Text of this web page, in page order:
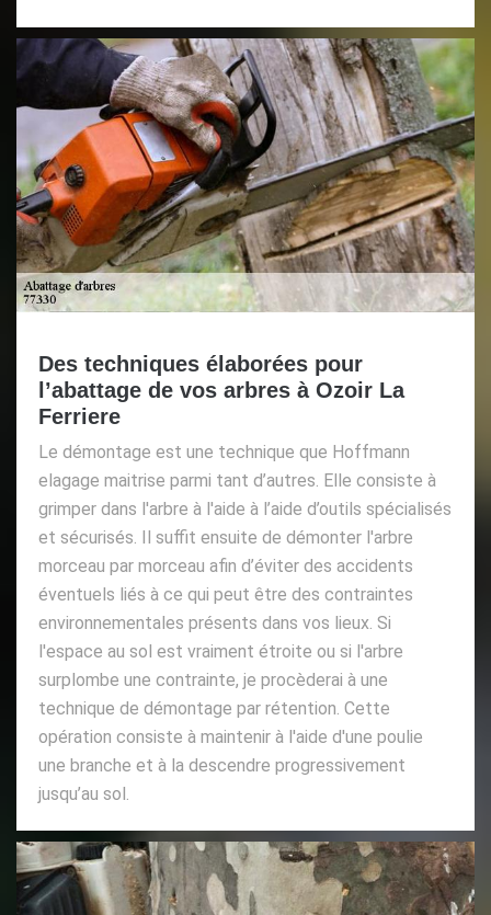
Des techniques élaborées pour
l’abattage de vos arbres à Ozoir La
Ferriere
Le démontage est une technique que Hoffmann
elagage maitrise parmi tant d’autres. Elle consiste à
grimper dans l'arbre à l'aide à l’aide d’outils spécialisés
et sécurisés. Il suffit ensuite de démonter l'arbre
morceau par morceau afin d’éviter des accidents
éventuels liés à ce qui peut être des contraintes
environnementales présents dans vos lieux. Si
l'espace au sol est vraiment étroite ou si l'arbre
surplombe une contrainte, je procèderai à une
technique de démontage par rétention. Cette
opération consiste à maintenir à l'aide d'une poulie
une branche et à la descendre progressivement
jusqu’au sol.